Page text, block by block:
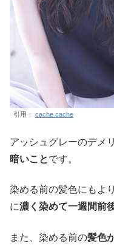
引用： cache cache
アッシュグレーのデメ
暗いことです。
染める前の髪色にもよ
に濃く染めて一週間前
また、染める前の髪色